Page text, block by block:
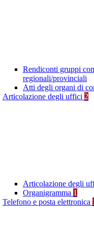
Rendiconti gruppi
regionali/provinciali
Atti degli organi di
Articolazione degli uffici 2
Articolazione degli
Organigramma 1
Telefono e posta elettronica